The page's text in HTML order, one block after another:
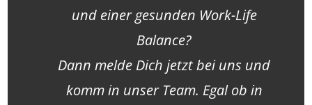
und einer gesunden Work-Life
Balance?
Dann melde Dich jetzt bei uns und
komm in unser Team. Egal ob in